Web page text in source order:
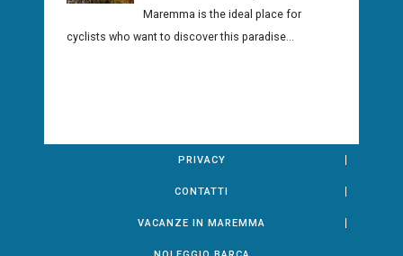
Maremma is the ideal place for
cyclists who want to discover this paradise...
PRIVACY
CONTATTI
VACANZE IN MAREMMA